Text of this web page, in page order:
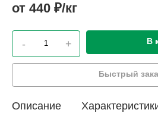
от 440 ₽/кг
- + В
Быстрый
Описание